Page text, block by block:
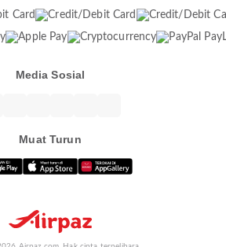
Media Sosial
Muat Turun